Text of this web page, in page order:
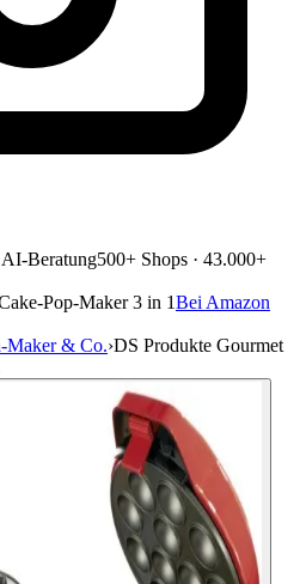
AI-Beratung500+ Shops · 43.000+
Pop-Maker 3 in 1Bei Amazon
Maker & Co.›DS Produkte Gourmet